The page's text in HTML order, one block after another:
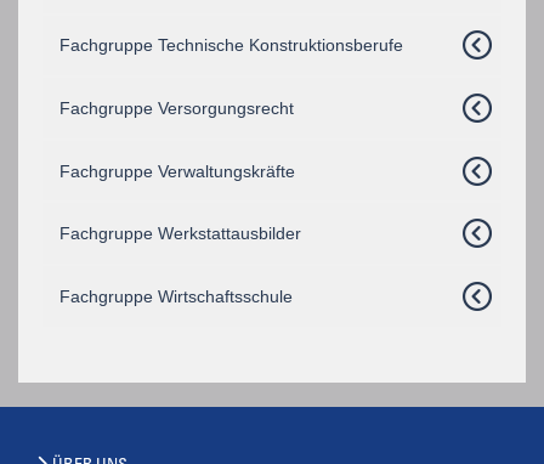
Fachgruppe Technische Konstruktionsberufe
Fachgruppe Versorgungsrecht
Fachgruppe Verwaltungskräfte
Fachgruppe Werkstattausbilder
Fachgruppe Wirtschaftsschule